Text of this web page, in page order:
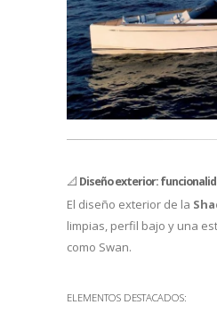
📐 Diseño exterior:
El diseño exterior de la
limpias, perfil bajo y una
como Swan.
ELEMENTOS DESTACADOS: